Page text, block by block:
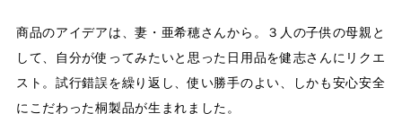
商品のアイデアは、妻・亜希穂さんから。３人の子供の母親と
して、自分が使ってみたいと思った日用品を健志さんにリクエ
スト。試行錯誤を繰り返し、使い勝手のよい、しかも安心安全
にこだわった桐製品が生まれました。